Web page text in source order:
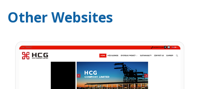
Other Websites